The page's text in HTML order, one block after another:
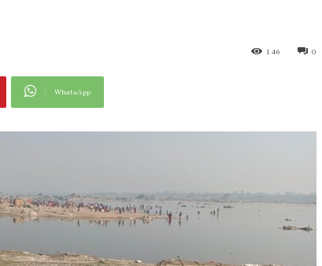
0
146
WhatsApp